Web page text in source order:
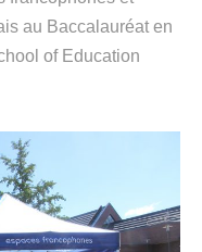
au Baccalauréat en
of Education